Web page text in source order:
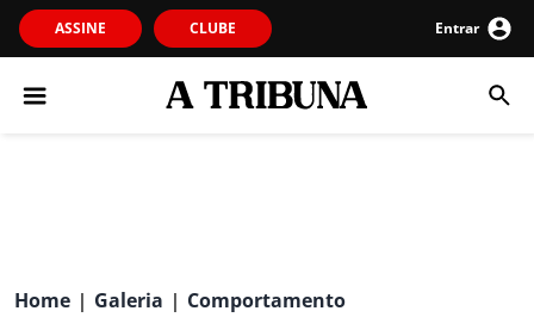
ASSINE CLUBE Entrar
Home | Galeria | Comportamento